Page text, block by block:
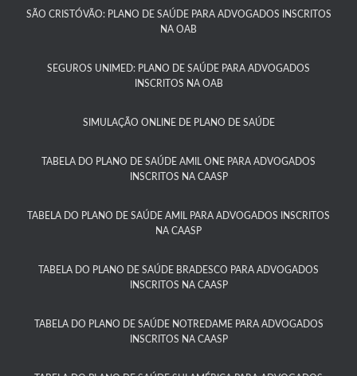
SÃO CRISTÓVÃO: PLANO DE SAÚDE PARA ADVOGADOS INSCRITOS
NA OAB
SEGUROS UNIMED: PLANO DE SAÚDE PARA ADVOGADOS
INSCRITOS NA OAB
SIMULAÇÃO ONLINE DE PLANO DE SAÚDE
TABELA DO PLANO DE SAÚDE AMIL ONE PARA ADVOGADOS
INSCRITOS NA CAASP​
TABELA DO PLANO DE SAÚDE AMIL PARA ADVOGADOS INSCRITOS
NA CAASP​
TABELA DO PLANO DE SAÚDE BRADESCO PARA ADVOGADOS
INSCRITOS NA CAASP​
TABELA DO PLANO DE SAÚDE NOTREDAME PARA ADVOGADOS
INSCRITOS NA CAASP